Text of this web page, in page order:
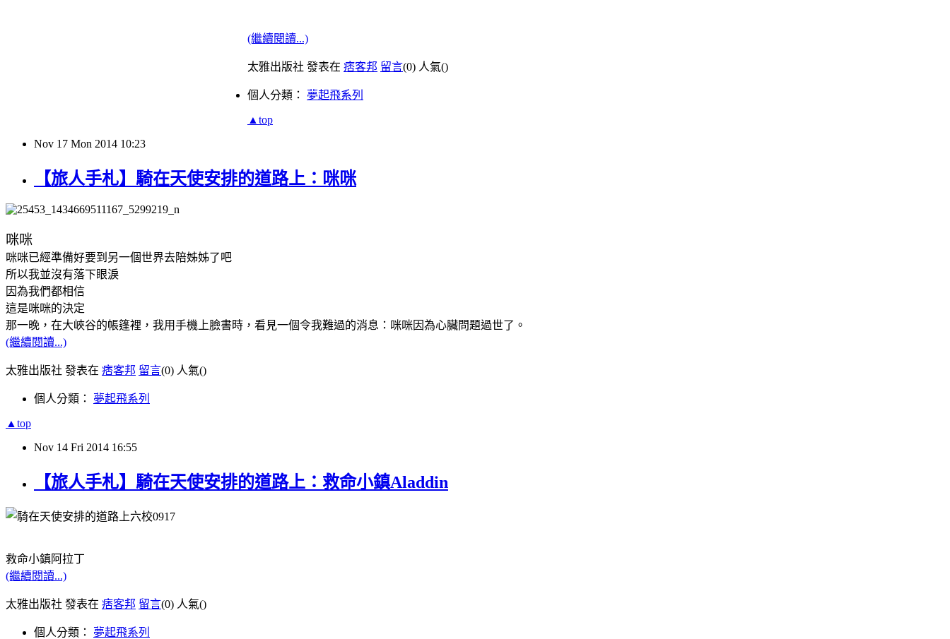
(繼續閱讀...)
太雅出版社 發表在 痞客邦 留言(0) 人氣()
個人分類： 夢起飛系列
▲top
Nov 17 Mon 2014 10:23
【旅人手札】騎在天使安排的道路上：咪咪
咪咪
咪咪已經準備好要到另一個世界去陪姊姊了吧
所以我並沒有落下眼淚
因為我們都相信
這是咪咪的決定
那一晚，在大峽谷的帳篷裡，我用手機上臉書時，看見一個令我難過的消息：咪咪因為心臟問題過世了。
(繼續閱讀...)
太雅出版社 發表在 痞客邦 留言(0) 人氣()
個人分類： 夢起飛系列
▲top
Nov 14 Fri 2014 16:55
【旅人手札】騎在天使安排的道路上：救命小鎮Aladdin
救命小鎮阿拉丁
(繼續閱讀...)
太雅出版社 發表在 痞客邦 留言(0) 人氣()
個人分類： 夢起飛系列